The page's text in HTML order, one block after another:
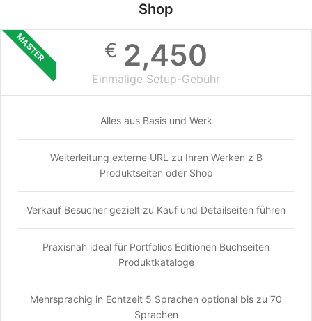
Shop
MASTER € 2,450
Einmalige Setup-Gebühr
Alles aus Basis und Werk
Weiterleitung externe URL zu Ihren Werken z B
Produktseiten oder Shop
Verkauf Besucher gezielt zu Kauf und Detailseiten führen
Praxisnah ideal für Portfolios Editionen Buchseiten
Produktkataloge
Mehrsprachig in Echtzeit 5 Sprachen optional bis zu 70
Sprachen